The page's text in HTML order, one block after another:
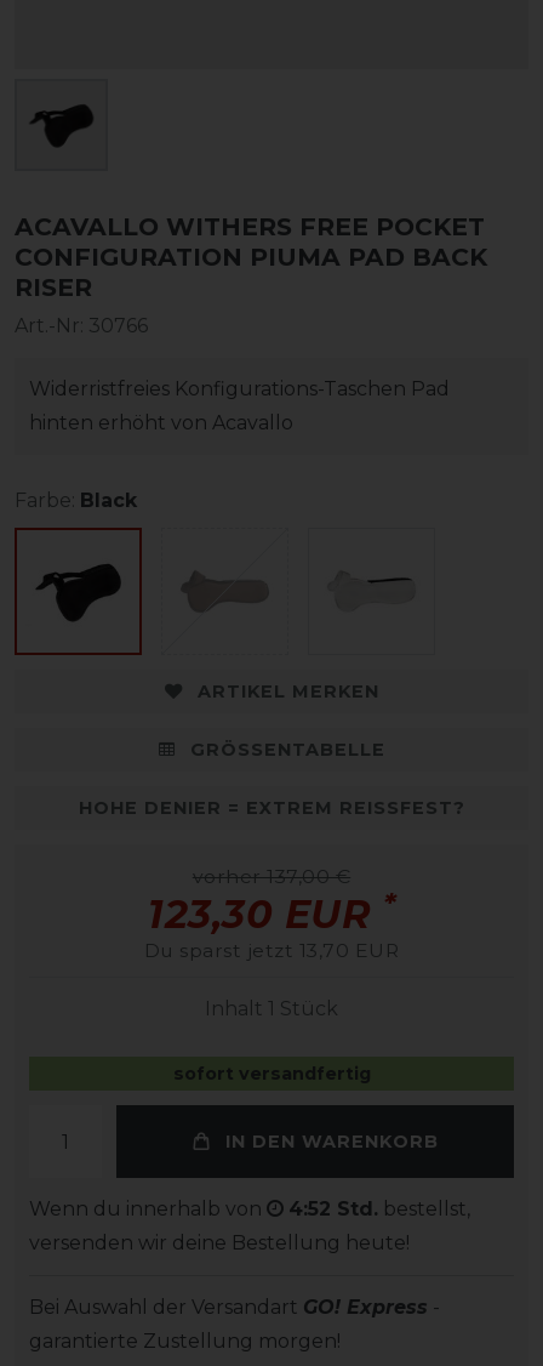
ACAVALLO WITHERS FREE POCKET
CONFIGURATION PIUMA PAD BACK
RISER
Art.-Nr: 30766
Widerristfreies Konfigurations-Taschen Pad
hinten erhöht von Acavallo
Farbe: Black
ARTIKEL MERKEN
GRÖSSENTABELLE
HOHE DENIER = EXTREM REISSFEST?
vorher 137,00 €
123,30 EUR *
Du sparst jetzt 13,70 EUR
Inhalt 1 Stück
sofort versandfertig
IN DEN WARENKORB
Wenn du innerhalb von 4:52 Std. bestellst,
versenden wir deine Bestellung heute!
Bei Auswahl der Versandart GO! Express -
garantierte Zustellung morgen!